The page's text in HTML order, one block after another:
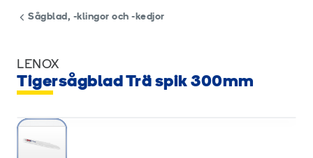
Sågblad, -klingor och -kedjor
LENOX
Tigersågblad Trä spik 300mm